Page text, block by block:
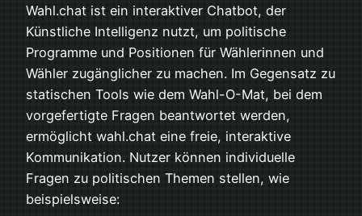
Wahl.chat ist ein interaktiver Chatbot, der
Künstliche Intelligenz nutzt, um politische
Programme und Positionen für Wählerinnen und
Wähler zugänglicher zu machen. Im Gegensatz zu
statischen Tools wie dem Wahl-O-Mat, bei dem
vorgefertigte Fragen beantwortet werden,
ermöglicht wahl.chat eine freie, interaktive
Kommunikation. Nutzer können individuelle
Fragen zu politischen Themen stellen, wie
beispielsweise: